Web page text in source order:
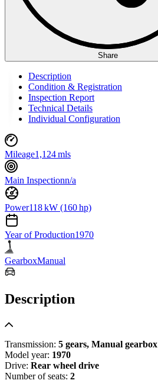
Share
Description
Condition & Registration
Inspection Report
Technical Details
Individual Configuration
Mileage1,124 mls
Main Inspectionn/a
Power118 kW (160 hp)
Year of Production1970
GearboxManual
Description
Transmission: 5 gears, Manual gearbox
Model year: 1970
Drive: Rear wheel drive
Number of seats: 2